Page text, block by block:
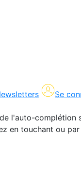
Se
l'auto-complétion
en touchant ou